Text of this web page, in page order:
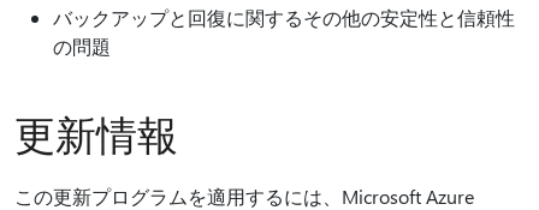
バックアップと回復に関するその他の安定性と信頼性
の問題
更新情報
この更新プログラムを適用するには、Microsoft Azure